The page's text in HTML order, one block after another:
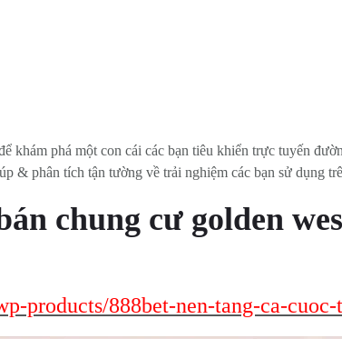
khám phá một con cái các bạn tiêu khiển trực tuyến
& phân tích tận tường về trải nghiệm các bạn sử dụng
chung cư golden
products/888bet-nen-tang-ca-